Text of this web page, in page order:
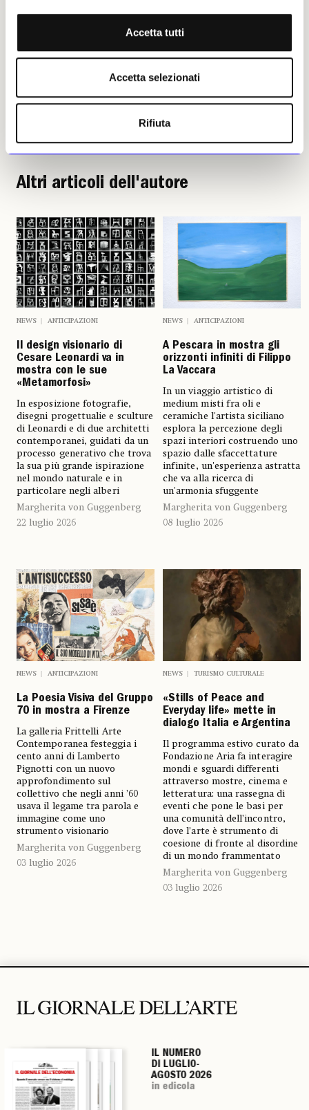
Accetta tutti
Accetta selezionati
Rifiuta
Altri articoli dell'autore
NEWS ANTICIPAZIONI
Il design visionario di
Cesare Leonardi va in
mostra con le sue
«Metamorfosi»
In esposizione fotografie,
disegni progettualie e sculture
di Leonardi e di due architetti
contemporanei, guidati da un
processo generativo che trova
la sua più grande ispirazione
nel mondo naturale e in
particolare negli alberi
Margherita von Guggenberg
22 luglio 2026
NEWS ANTICIPAZIONI
A Pescara in mostra gli
orizzonti infiniti di Filippo
La Vaccara
In un viaggio artistico di
medium misti fra oli e
ceramiche l'artista siciliano
esplora la percezione degli
spazi interiori costruendo uno
spazio dalle sfaccettature
infinite, un'esperienza astratta
che va alla ricerca di
un'armonia sfuggente
Margherita von Guggenberg
08 luglio 2026
NEWS ANTICIPAZIONI
La Poesia Visiva del Gruppo
70 in mostra a Firenze
La galleria Frittelli Arte
Contemporanea festeggia i
cento anni di Lamberto
Pignotti con un nuovo
approfondimento sul
collettivo che negli anni ’60
usava il legame tra parola e
immagine come uno
strumento visionario
Margherita von Guggenberg
03 luglio 2026
NEWS TURISMO CULTURALE
«Stills of Peace and
Everyday life» mette in
dialogo Italia e Argentina
Il programma estivo curato da
Fondazione Aria fa interagire
mondi e sguardi differenti
attraverso mostre, cinema e
letteratura: una rassegna di
eventi che pone le basi per
una comunità dell’incontro,
dove l’arte è strumento di
coesione di fronte al disordine
di un mondo frammentato
Margherita von Guggenberg
03 luglio 2026
IL NUMERO
DI LUGLIO-
AGOSTO 2026
in edicola
IL NUMERO
DI LUGLIO-
AGOSTO 2026
in edicola
IL NUMERO
DI LUGLIO-
AGOSTO 2026
in edicola
IL NUMERO
DI LUGLIO-
AGOSTO 2026
in edicola